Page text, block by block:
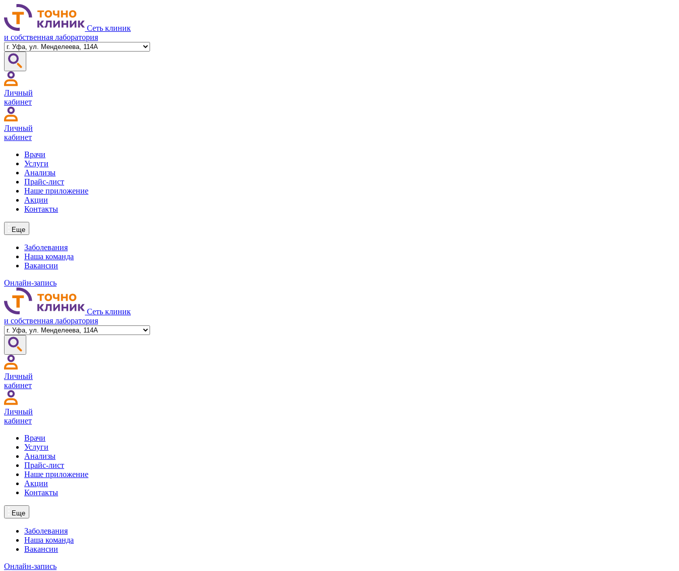
Сеть клиник
и собственная лаборатория
Личный
кабинет
Личный
кабинет
Врачи
Услуги
Анализы
Прайс-лист
Наше приложение
Акции
Контакты
Еще
Заболевания
Наша команда
Вакансии
Онлайн-запись
Сеть клиник
и собственная лаборатория
Личный
кабинет
Личный
кабинет
Врачи
Услуги
Анализы
Прайс-лист
Наше приложение
Акции
Контакты
Еще
Заболевания
Наша команда
Вакансии
Онлайн-запись